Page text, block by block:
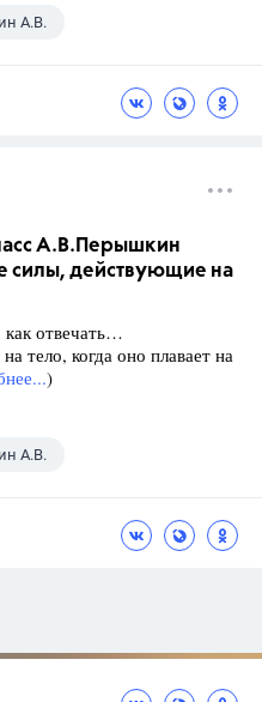
А.В.
А.В.Перышкин
силы, действующие на
отвечать…
тело, когда оно плавает на
)
А.В.